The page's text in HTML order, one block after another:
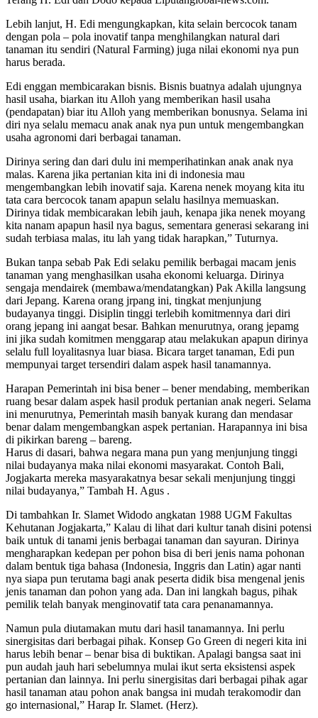
Lebih lanjut, H. Edi mengungkapkan, kita selain bercocok tanam
dengan pola – pola inovatif tanpa menghilangkan natural dari
tanaman itu sendiri (Natural Farming) juga nilai ekonomi nya pun
harus berada.
Edi enggan membicarakan bisnis. Bisnis buatnya adalah ujungnya
hasil usaha, biarkan itu Alloh yang memberikan hasil usaha
(pendapatan) biar itu Alloh yang memberikan bonusnya. Selama ini
diri nya selalu memacu anak anak nya pun untuk mengembangkan
usaha agronomi dari berbagai tanaman.
Dirinya sering dan dari dulu ini memperihatinkan anak anak nya
malas. Karena jika pertanian kita ini di indonesia mau
mengembangkan lebih inovatif saja. Karena nenek moyang kita itu
tata cara bercocok tanam apapun selalu hasilnya memuaskan.
Dirinya tidak membicarakan lebih jauh, kenapa jika nenek moyang
kita nanam apapun hasil nya bagus, sementara generasi sekarang ini
sudah terbiasa malas, itu lah yang tidak harapkan,” Tuturnya.
Bukan tanpa sebab Pak Edi selaku pemilik berbagai macam jenis
tanaman yang menghasilkan usaha ekonomi keluarga. Dirinya
sengaja mendairek (membawa/mendatangkan) Pak Akilla langsung
dari Jepang. Karena orang jrpang ini, tingkat menjunjung
budayanya tinggi. Disiplin tinggi terlebih komitmennya dari diri
orang jepang ini aangat besar. Bahkan menurutnya, orang jepamg
ini jika sudah komitmen menggarap atau melakukan apapun dirinya
selalu full loyalitasnya luar biasa. Bicara target tanaman, Edi pun
mempunyai target tersendiri dalam aspek hasil tanamannya.
Harapan Pemerintah ini bisa bener – bener mendabing, memberikan
ruang besar dalam aspek hasil produk pertanian anak negeri. Selama
ini menurutnya, Pemerintah masih banyak kurang dan mendasar
benar dalam mengembangkan aspek pertanian. Harapannya ini bisa
di pikirkan bareng – bareng.
Harus di dasari, bahwa negara mana pun yang menjunjung tinggi
nilai budayanya maka nilai ekonomi masyarakat. Contoh Bali,
Jogjakarta mereka masyarakatnya besar sekali menjunjung tinggi
nilai budayanya,” Tambah H. Agus .
Di tambahkan Ir. Slamet Widodo angkatan 1988 UGM Fakultas
Kehutanan Jogjakarta,” Kalau di lihat dari kultur tanah disini potensi
baik untuk di tanami jenis berbagai tanaman dan sayuran. Dirinya
mengharapkan kedepan per pohon bisa di beri jenis nama pohonan
dalam bentuk tiga bahasa (Indonesia, Inggris dan Latin) agar nanti
nya siapa pun terutama bagi anak peserta didik bisa mengenal jenis
jenis tanaman dan pohon yang ada. Dan ini langkah bagus, pihak
pemilik telah banyak menginovatif tata cara penanamannya.
Namun pula diutamakan mutu dari hasil tanamannya. Ini perlu
sinergisitas dari berbagai pihak. Konsep Go Green di negeri kita ini
harus lebih benar – benar bisa di buktikan. Apalagi bangsa saat ini
pun audah jauh hari sebelumnya mulai ikut serta eksistensi aspek
pertanian dan lainnya. Ini perlu sinergisitas dari berbagai pihak agar
hasil tanaman atau pohon anak bangsa ini mudah terakomodir dan
go internasional,” Harap Ir. Slamet. (Herz).